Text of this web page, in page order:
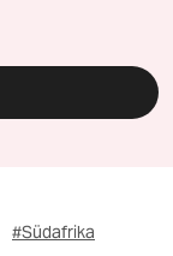
#Südafrika